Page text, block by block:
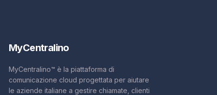
MyCentralino
MyCentralino™ è la piattaforma di
comunicazione cloud progettata per aiutare
le aziende italiane a gestire chiamate, clienti